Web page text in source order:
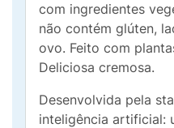
com ingredientes
não contém glúten,
ovo. Feito com
Deliciosa cremosa.
Desenvolvida pela
inteligência artificial: